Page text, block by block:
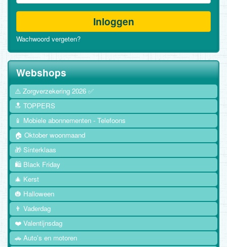
Inloggen
Wachwoord vergeten?
Webshops
⚠️ Zorgverzekering 2026 ✅
🔝 TOPPERS
📱 Mobiele abonnementen - Telefoons
🏠 Oktober woonmaand
🎁 Sinterklaas
🛍️ Black Friday
🎄 Kerst
🎃 Halloween
👨 Vaderdag
❤️ Valentijnsdag
🚗 Auto's en motoren